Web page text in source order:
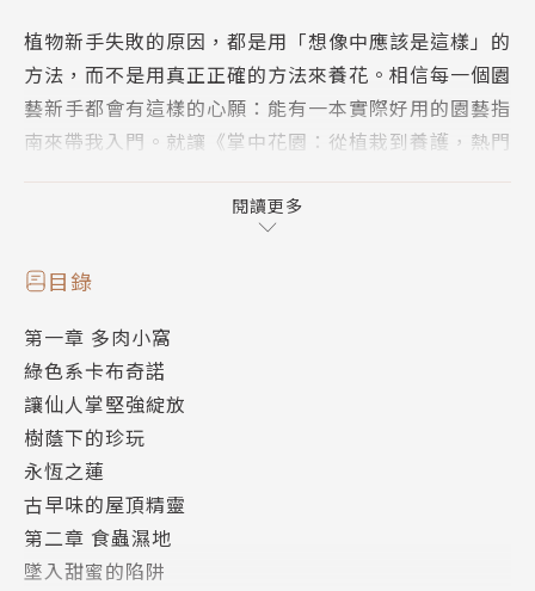
植物新手失敗的原因，都是用「想像中應該是這樣」的
方法，而不是用真正正確的方法來養花。相信每一個園
藝新手都會有這樣的心願：能有一本實際好用的園藝指
南來帶我入門。就讓《掌中花園：從植栽到養護，熱門
出專屬獨一的療癒系盆栽。
【本書特點】
◎ 多肉．球根．花卉．苔蘚．食蟲．空氣鳳梨．水果
種子等不同種類植栽風情
◎ 介紹植物的原生地環境和習性，養護重點
◎ 詳細的講解&清楚的手繪步驟圖呈現
◎ 透過迷你盆栽完成生態造景，創造植栽的成就感與
療癒感
◎ 初學者也能輕易完成的微型花園
閱讀更多
目錄
第一章 多肉小窩
綠色系卡布奇諾
讓仙人掌堅強綻放
樹蔭下的珍玩
永恆之蓮
古早味的屋頂精靈
第二章 食蟲濕地
墜入甜蜜的陷阱